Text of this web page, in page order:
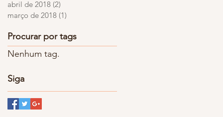
abril de 2018 (2)
março de 2018 (1)
Procurar por tags
Nenhum tag.
Siga